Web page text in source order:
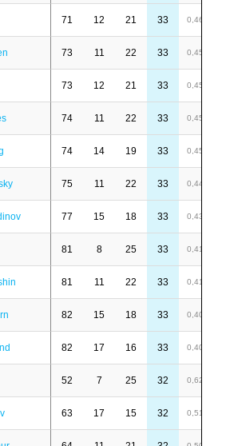
71 12 21 33 0,46
73 11 22 33 0,45
73 12 21 33 0,45
74 11 22 33 0,45
74 14 19 33 0,45
75 11 22 33 0,44
77 15 18 33 0,43
81 8 25 33 0,41
81 11 22 33 0,41
82 15 18 33 0,40
82 17 16 33 0,40
52 7 25 32 0,62
63 17 15 32 0,51